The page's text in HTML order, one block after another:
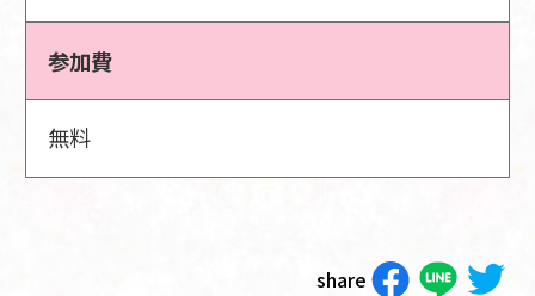
参加費
無料
share